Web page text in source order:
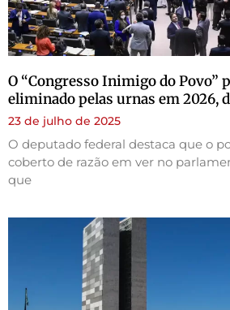
O “Congresso Inimigo do Povo”
eliminado pelas urnas em 2026,
23 de julho de 2025
O deputado federal destaca que o
coberto de razão em ver no
que